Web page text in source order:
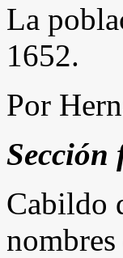
La
1652.
Por
Sección
Cabildo